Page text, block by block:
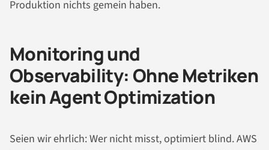
Produktion nichts gemein haben.
Monitoring und
Observability: Ohne Metriken
kein Agent Optimization
Seien wir ehrlich: Wer nicht misst, optimiert blind. AWS